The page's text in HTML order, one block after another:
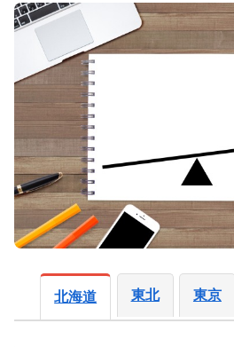
北海道 東北 東京